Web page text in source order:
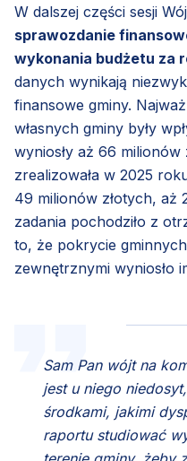
W dalszej części sesji
sprawozdanie
wykonania budżetu za
danych wynikają
finansowe gminy.
własnych gminy były
wyniosły aż 66 milionów
zrealizowała w 2025
49 milionów złotych, aż
zadania pochodziło z
to, że pokrycie
zewnętrznymi wyniosło
Sam Pan wójt na
jest u niego
środkami, jakimi
raportu studiować